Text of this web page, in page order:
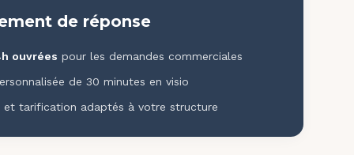
de réponse
ouvrées pour les demandes commerciales
de 30 minutes en visio
et tarification adaptés à votre structure